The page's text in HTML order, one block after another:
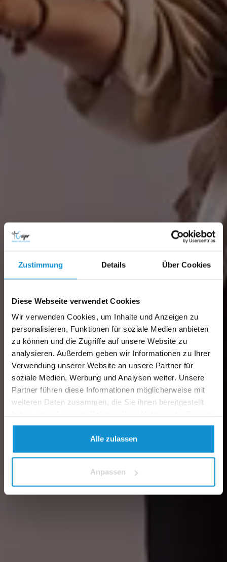
Zustimmung Details Über Cookies
Diese Webseite verwendet Cookies
Wir verwenden Cookies, um Inhalte und Anzeigen zu
personalisieren, Funktionen für soziale Medien anbieten
zu können und die Zugriffe auf unsere Website zu
analysieren. Außerdem geben wir Informationen zu Ihrer
Verwendung unserer Website an unsere Partner für
soziale Medien, Werbung und Analysen weiter. Unsere
Partner führen diese Informationen möglicherweise mit
weiteren Daten zusammen, die Sie ihnen bereitgestellt
gesammelt haben.
Alle zulassen
Anpassen